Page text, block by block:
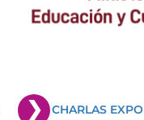
CHARLAS